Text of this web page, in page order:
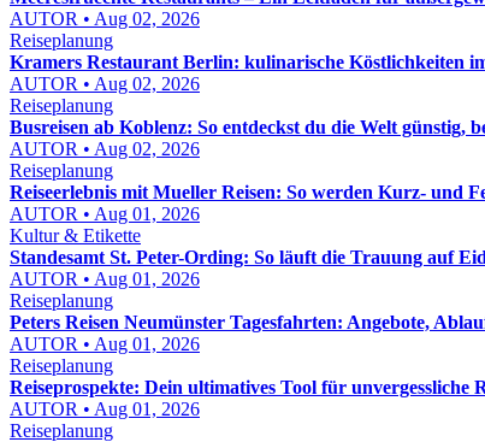
AUTOR • Aug 02, 2026
Reiseplanung
Kramers Restaurant Berlin: kulinarische Köstlichkeiten
AUTOR • Aug 02, 2026
Reiseplanung
Busreisen ab Koblenz: So entdeckst du die Welt günstig,
AUTOR • Aug 02, 2026
Reiseplanung
Reiseerlebnis mit Mueller Reisen: So werden Kurz- und
AUTOR • Aug 01, 2026
Kultur & Etikette
Standesamt St. Peter-Ording: So läuft die Trauung auf
AUTOR • Aug 01, 2026
Reiseplanung
Peters Reisen Neumünster Tagesfahrten: Angebote,
AUTOR • Aug 01, 2026
Reiseplanung
Reiseprospekte: Dein ultimatives Tool für unvergessliche
AUTOR • Aug 01, 2026
Reiseplanung